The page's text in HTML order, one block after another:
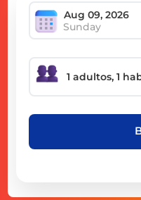
Sunday